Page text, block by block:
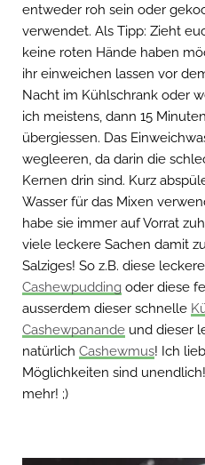
entweder roh sein oder
verwendet. Als Tipp: Zieht
keine roten Hände haben
ihr einweichen lassen vor
Nacht im Kühlschrank oder
ich meistens, dann 15
übergiessen. Das
wegleeren, da darin die
Kernen drin sind. Kurz
Wasser für das Mixen
habe sie immer auf Vorrat
viele leckere Sachen damit
Salziges! So z.B. diese
Cashewpudding oder diese
ausserdem dieser schnelle
Cashewpanande und dieser
natürlich Cashewmus! Ich
Möglichkeiten sind
mehr! ;)